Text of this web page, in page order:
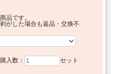
品です。
がした場合も返品・交換不
購入数： セット